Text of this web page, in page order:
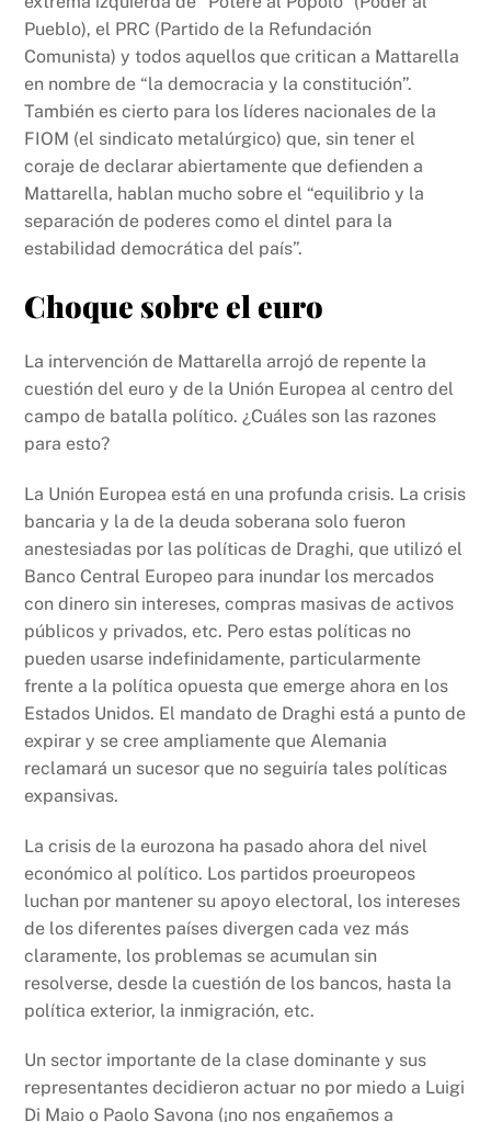
Pueblo), el PRC (Partido de la Refundación
Comunista) y todos aquellos que critican a Mattarella
en nombre de “la democracia y la constitución”.
También es cierto para los líderes nacionales de la
FIOM (el sindicato metalúrgico) que, sin tener el
coraje de declarar abiertamente que defienden a
Mattarella, hablan mucho sobre el “equilibrio y la
separación de poderes como el dintel para la
estabilidad democrática del país”.
Choque sobre el euro
La intervención de Mattarella arrojó de repente la
cuestión del euro y de la Unión Europea al centro del
campo de batalla político. ¿Cuáles son las razones
para esto?
La Unión Europea está en una profunda crisis. La crisis
bancaria y la de la deuda soberana solo fueron
anestesiadas por las políticas de Draghi, que utilizó el
Banco Central Europeo para inundar los mercados
con dinero sin intereses, compras masivas de activos
públicos y privados, etc. Pero estas políticas no
pueden usarse indefinidamente, particularmente
frente a la política opuesta que emerge ahora en los
Estados Unidos. El mandato de Draghi está a punto de
expirar y se cree ampliamente que Alemania
reclamará un sucesor que no seguiría tales políticas
expansivas.
La crisis de la eurozona ha pasado ahora del nivel
económico al político. Los partidos proeuropeos
luchan por mantener su apoyo electoral, los intereses
de los diferentes países divergen cada vez más
claramente, los problemas se acumulan sin
resolverse, desde la cuestión de los bancos, hasta la
política exterior, la inmigración, etc.
Un sector importante de la clase dominante y sus
representantes decidieron actuar no por miedo a Luigi
Di Maio o Paolo Savona (¡no nos engañemos a